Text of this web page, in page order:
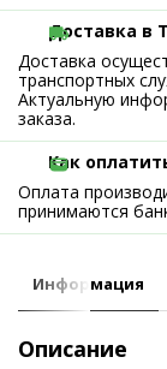
Доставка в
Доставка
транспортных
Актуальную
заказа.
Как
Оплата
принимаются
Информация
Описание